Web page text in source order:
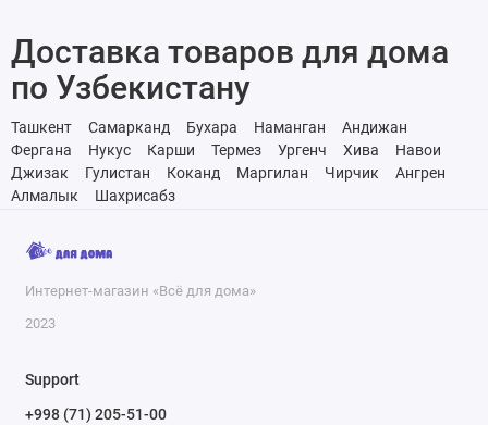
Доставка товаров для дома
по Узбекистану
Ташкент Самарканд Бухара Наманган
Андижан
Фергана
Нукус Карши Термез Ургенч Хива
Навои
Джизак
Гулистан Коканд Маргилан Чирчик
Ангрен
Алмалык
Шахрисабз
Интернет-магазин «Всё для дома»
2023
Support
+998 (71) 205-51-00